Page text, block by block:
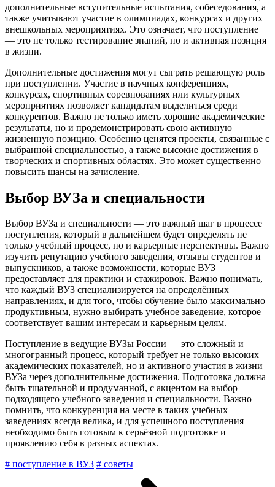
дополнительные вступительные испытания, собеседования, а
также учитывают участие в олимпиадах, конкурсах и других
внешкольных мероприятиях. Это означает, что поступление
— это не только тестирование знаний, но и активная позиция
в жизни.
Дополнительные достижения могут сыграть решающую роль
при поступлении. Участие в научных конференциях,
конкурсах, спортивных соревнованиях или культурных
мероприятиях позволяет кандидатам выделиться среди
конкурентов. Важно не только иметь хорошие академические
результаты, но и продемонстрировать свою активную
жизненную позицию. Особенно ценятся проекты, связанные с
выбранной специальностью, а также высокие достижения в
творческих и спортивных областях. Это может существенно
повысить шансы на зачисление.
Выбор ВУЗа и специальности
Выбор ВУЗа и специальности — это важный шаг в процессе
поступления, который в дальнейшем будет определять не
только учебный процесс, но и карьерные перспективы. Важно
изучить репутацию учебного заведения, отзывы студентов и
выпускников, а также возможности, которые ВУЗ
предоставляет для практики и стажировок. Важно понимать,
что каждый ВУЗ специализируется на определённых
направлениях, и для того, чтобы обучение было максимально
продуктивным, нужно выбирать учебное заведение, которое
соответствует вашим интересам и карьерным целям.
Поступление в ведущие ВУЗы России — это сложный и
многогранный процесс, который требует не только высоких
академических показателей, но и активного участия в жизни
ВУЗа через дополнительные достижения. Подготовка должна
быть тщательной и продуманной, с акцентом на выбор
подходящего учебного заведения и специальности. Важно
помнить, что конкуренция на месте в таких учебных
заведениях всегда велика, и для успешного поступления
необходимо быть готовым к серьёзной подготовке и
проявлению себя в разных аспектах.
# поступление в ВУЗ # советы